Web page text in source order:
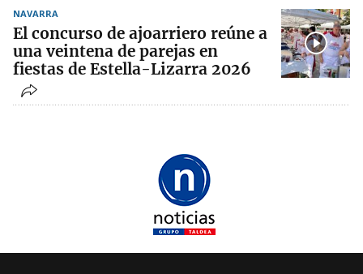
NAVARRA
El concurso de ajoarriero reúne a
una veintena de parejas en
fiestas de Estella-Lizarra 2026